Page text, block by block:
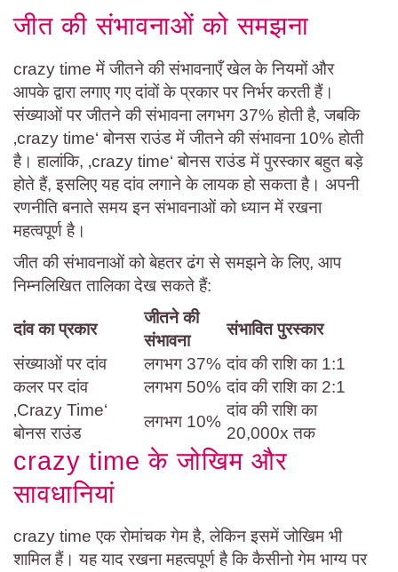
जीत की संभावनाओं को समझना
crazy time में जीतने की संभावनाएँ खेल के नियमों और
आपके द्वारा लगाए गए दांवों के प्रकार पर निर्भर करती हैं।
संख्याओं पर जीतने की संभावना लगभग 37% होती है, जबकि
‚crazy time‘ बोनस राउंड में जीतने की संभावना 10% होती
है। हालांकि, ‚crazy time‘ बोनस राउंड में पुरस्कार बहुत बड़े
होते हैं, इसलिए यह दांव लगाने के लायक हो सकता है। अपनी
रणनीति बनाते समय इन संभावनाओं को ध्यान में रखना
महत्वपूर्ण है।
जीत की संभावनाओं को बेहतर ढंग से समझने के लिए, आप
निम्नलिखित तालिका देख सकते हैं:
दांव का प्रकार
जीतने की
संभावना
संभावित पुरस्कार
संख्याओं पर दांव
लगभग 37% दांव की राशि का 1:1
कलर पर दांव
लगभग 50% दांव की राशि का 2:1
‚Crazy Time‘
बोनस राउंड
लगभग 10%
दांव की राशि का
20,000x तक
crazy time के जोखिम और
सावधानियां
crazy time एक रोमांचक गेम है, लेकिन इसमें जोखिम भी
शामिल हैं। यह याद रखना महत्वपूर्ण है कि कैसीनो गेम भाग्य पर